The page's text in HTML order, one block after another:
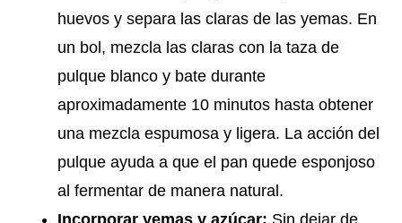
huevos y separa las claras de las yemas. En
un bol, mezcla las claras con la taza de
pulque blanco y bate durante
aproximadamente 10 minutos hasta obtener
una mezcla espumosa y ligera. La acción del
pulque ayuda a que el pan quede esponjoso
al fermentar de manera natural.
Incorporar yemas y azúcar: Sin dejar de